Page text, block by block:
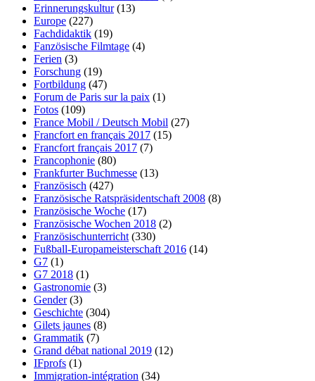
Erinnerungskultur(13)
Europe (227)
Fachdidaktik (19)
Fanzösische Filmtage (4)
Ferien (3)
Forschung (19)
Fortbildung (47)
Forum de Paris sur la paix (1)
Fotos (109)
France Mobil / Deutsch Mobil (27)
Francfort en français 2017 (15)
Francfort français 2017 (7)
Francophonie (80)
Frankfurter Buchmesse (13)
Französisch (427)
Französische Ratspräsidentschaft 2008 (8)
Französische Woche (17)
Französische Wochen 2018 (2)
Französischunterricht (330)
Fußball-Europameisterschaft 2016 (14)
G7 (1)
G7 2018 (1)
Gastronomie (3)
Gender(3)
Geschichte (304)
Gilets jaunes (8)
Grammatik (7)
Grand débat national 2019 (12)
IFprofs (1)
Immigration-intégration (34)